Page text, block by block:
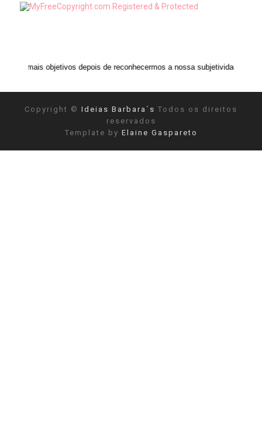
depois de reconhecermos a nossa subjetividade." ANAIS NIN
Copyright © Ideias Barbara´s Todos os direitos
reservados
Template by Elaine Gaspareto